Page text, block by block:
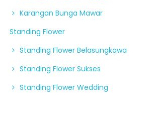
Karangan Bunga Mawar
Standing Flower
Standing Flower Belasungkawa
Standing Flower Sukses
Standing Flower Wedding